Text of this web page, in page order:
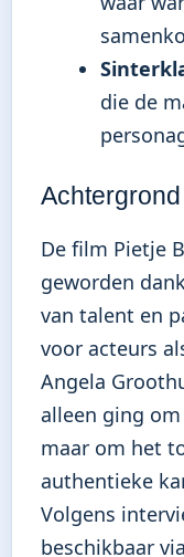
die de
De film Pietje
geworden
van talent en
voor acteurs
Angela
alleen ging
maar om het
authentieke
Volgens
beschikbaar via